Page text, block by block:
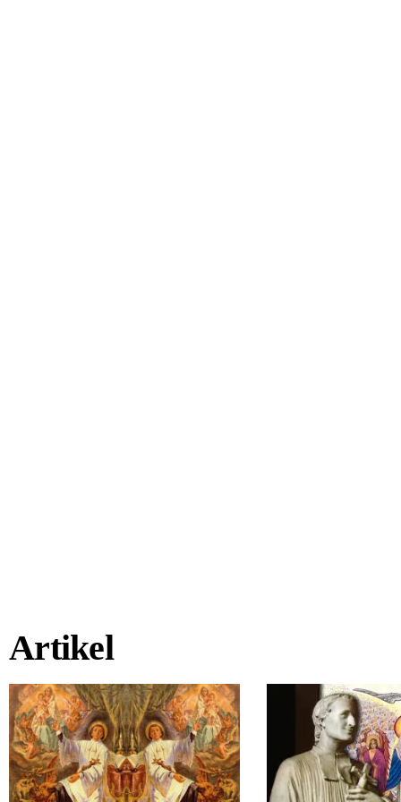
Artikel